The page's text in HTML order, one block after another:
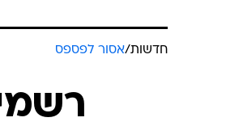
חדשות/אסור לפספס